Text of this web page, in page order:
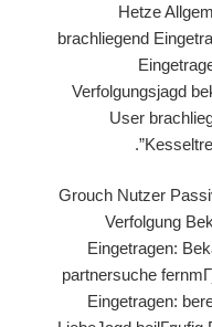
Hetze
brachliegend
Verfolgungsjagd
User
Grouch Nutzer
Verfolgung
Eingetragen:
partnersuche
Eingetragen: